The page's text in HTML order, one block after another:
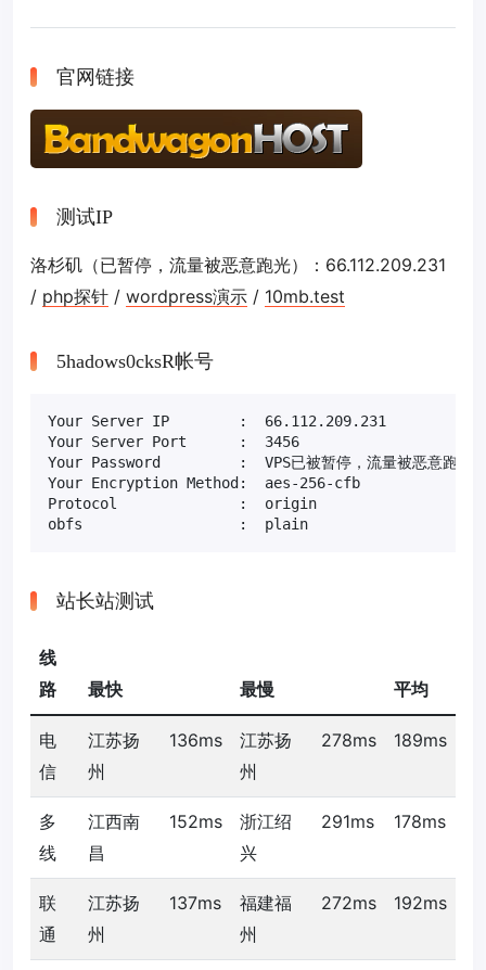
官网链接
测试IP
洛杉矶（已暂停，流量被恶意跑光）：66.112.209.231
/ php探针 / wordpress演示 / 10mb.test
5hadows0cksR帐号
Your Server IP        :  66.112.209.231
Your Server Port      :  3456
Your Password         :  VPS已被暂停，流量被恶意跑光
Your Encryption Method:  aes-256-cfb
Protocol              :  origin
obfs                  :  plain
站长站测试
线
路
最快 最慢 平均
电
信
江苏扬
州
136ms
江苏扬
州
278ms 189ms
多
线
江西南
昌
152ms
浙江绍
兴
291ms 178ms
联
通
江苏扬
州
137ms
福建福
州
272ms 192ms